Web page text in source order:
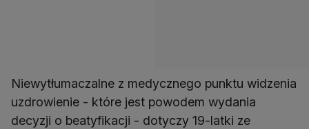
Niewytłumaczalne z medycznego punktu widzenia
uzdrowienie - które jest powodem wydania
decyzji o beatyfikacji - dotyczy 19-latki ze